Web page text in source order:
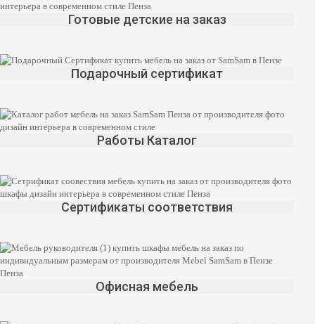
Готовые детские на заказ
Подарочный сертификат
Работы Каталог
Сертификаты соответствия
Офисная мебель